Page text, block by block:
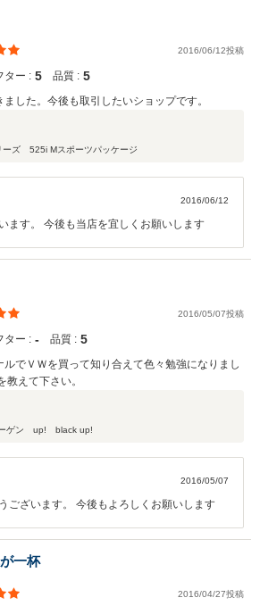
2016/06/12投稿
ター : 5 品質 : 5
した。今後も取引したいショップです。
ズ 525i Mスポーツパッケージ
2016/06/12
ます。 今後も当店を宜しくお願いします
2016/05/07投稿
ター : ‐ 品質 : 5
でＶＷを買って知り合えて色々勉強になりまし
えて下さい。
ーゲン up! black up!
2016/05/07
ございます。 今後もよろしくお願いします
一杯
2016/04/27投稿